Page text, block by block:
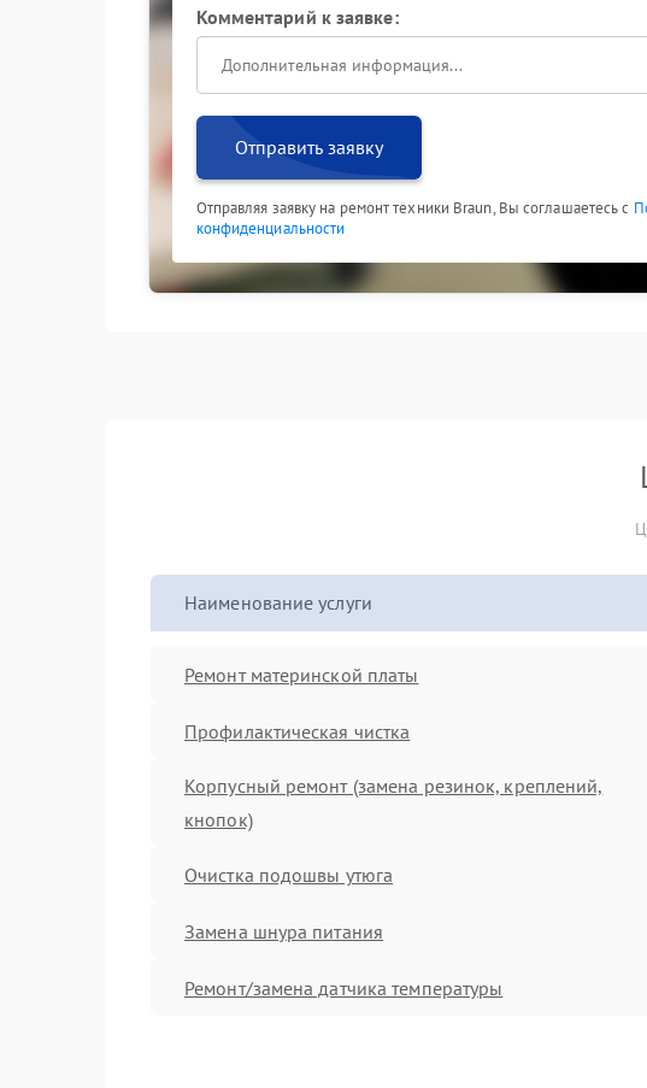
Комментарий к заявке:
Отправить заявку
Отправляя заявку на ремонт техники Braun, Вы соглашаетесь с
конфиденциальности
Наименование услуги
Ремонт материнской платы
Профилактическая чистка
Корпусный ремонт (замена резинок, креплений,
кнопок)
Очистка подошвы утюга
Замена шнура питания
Ремонт/замена датчика температуры